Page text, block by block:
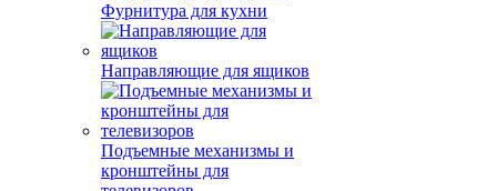
Фурнитура для кухни
Направляющие для ящиков
Подъемные механизмы и
кронштейны для